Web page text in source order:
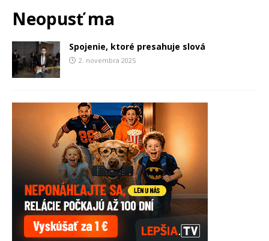
Neopusť ma
Spojenie, ktoré presahuje slová
2. novembra 2025